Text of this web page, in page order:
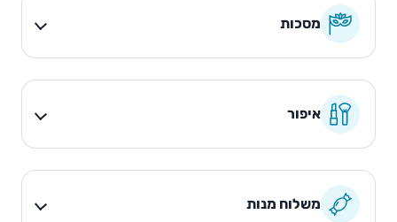
מסכות
איפור
משלוח מנות